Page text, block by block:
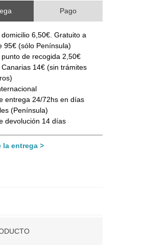
Pago
6,50€. Gratuito a
95€ (sólo Península)
punto de recogida 2,50€
Canarias 14€ (sin trámites
entrega 24/72hs en días
(Península)
devolución 14 días
la entrega